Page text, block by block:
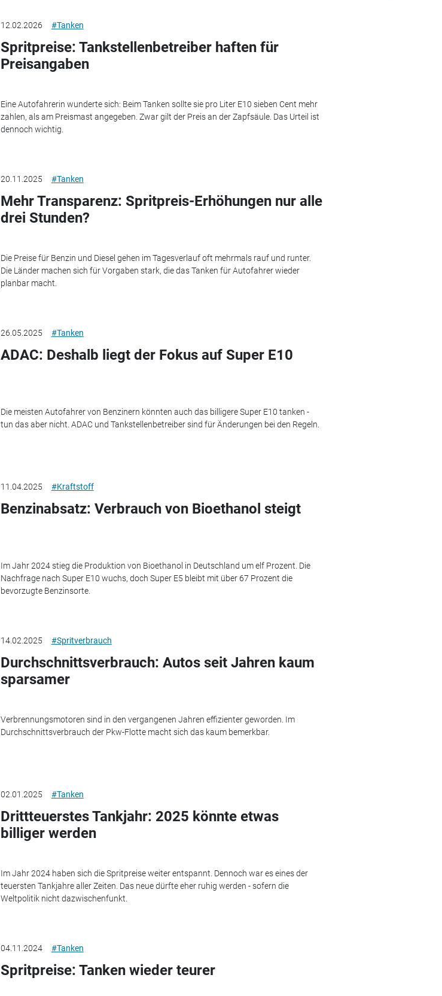
12.02.2026 #Tanken
Spritpreise: Tankstellenbetreiber haften für
Preisangaben
Eine Autofahrerin wunderte sich: Beim Tanken sollte sie pro Liter E10 sieben Cent mehr
zahlen, als am Preismast angegeben. Zwar gilt der Preis an der Zapfsäule. Das Urteil ist
dennoch wichtig.
20.11.2025 #Tanken
Mehr Transparenz: Spritpreis-Erhöhungen nur alle
drei Stunden?
Die Preise für Benzin und Diesel gehen im Tagesverlauf oft mehrmals rauf und runter.
Die Länder machen sich für Vorgaben stark, die das Tanken für Autofahrer wieder
planbar macht.
26.05.2025 #Tanken
ADAC: Deshalb liegt der Fokus auf Super E10
Die meisten Autofahrer von Benzinern könnten auch das billigere Super E10 tanken -
tun das aber nicht. ADAC und Tankstellenbetreiber sind für Änderungen bei den Regeln.
11.04.2025 #Kraftstoff
Benzinabsatz: Verbrauch von Bioethanol steigt
Im Jahr 2024 stieg die Produktion von Bioethanol in Deutschland um elf Prozent. Die
Nachfrage nach Super E10 wuchs, doch Super E5 bleibt mit über 67 Prozent die
bevorzugte Benzinsorte.
14.02.2025 #Spritverbrauch
Durchschnittsverbrauch: Autos seit Jahren kaum
sparsamer
Verbrennungsmotoren sind in den vergangenen Jahren effizienter geworden. Im
Durchschnittsverbrauch der Pkw-Flotte macht sich das kaum bemerkbar.
02.01.2025 #Tanken
Drittteuerstes Tankjahr: 2025 könnte etwas
billiger werden
Im Jahr 2024 haben sich die Spritpreise weiter entspannt. Dennoch war es eines der
teuersten Tankjahre aller Zeiten. Das neue dürfte eher ruhig werden - sofern die
Weltpolitik nicht dazwischenfunkt.
04.11.2024 #Tanken
Spritpreise: Tanken wieder teurer